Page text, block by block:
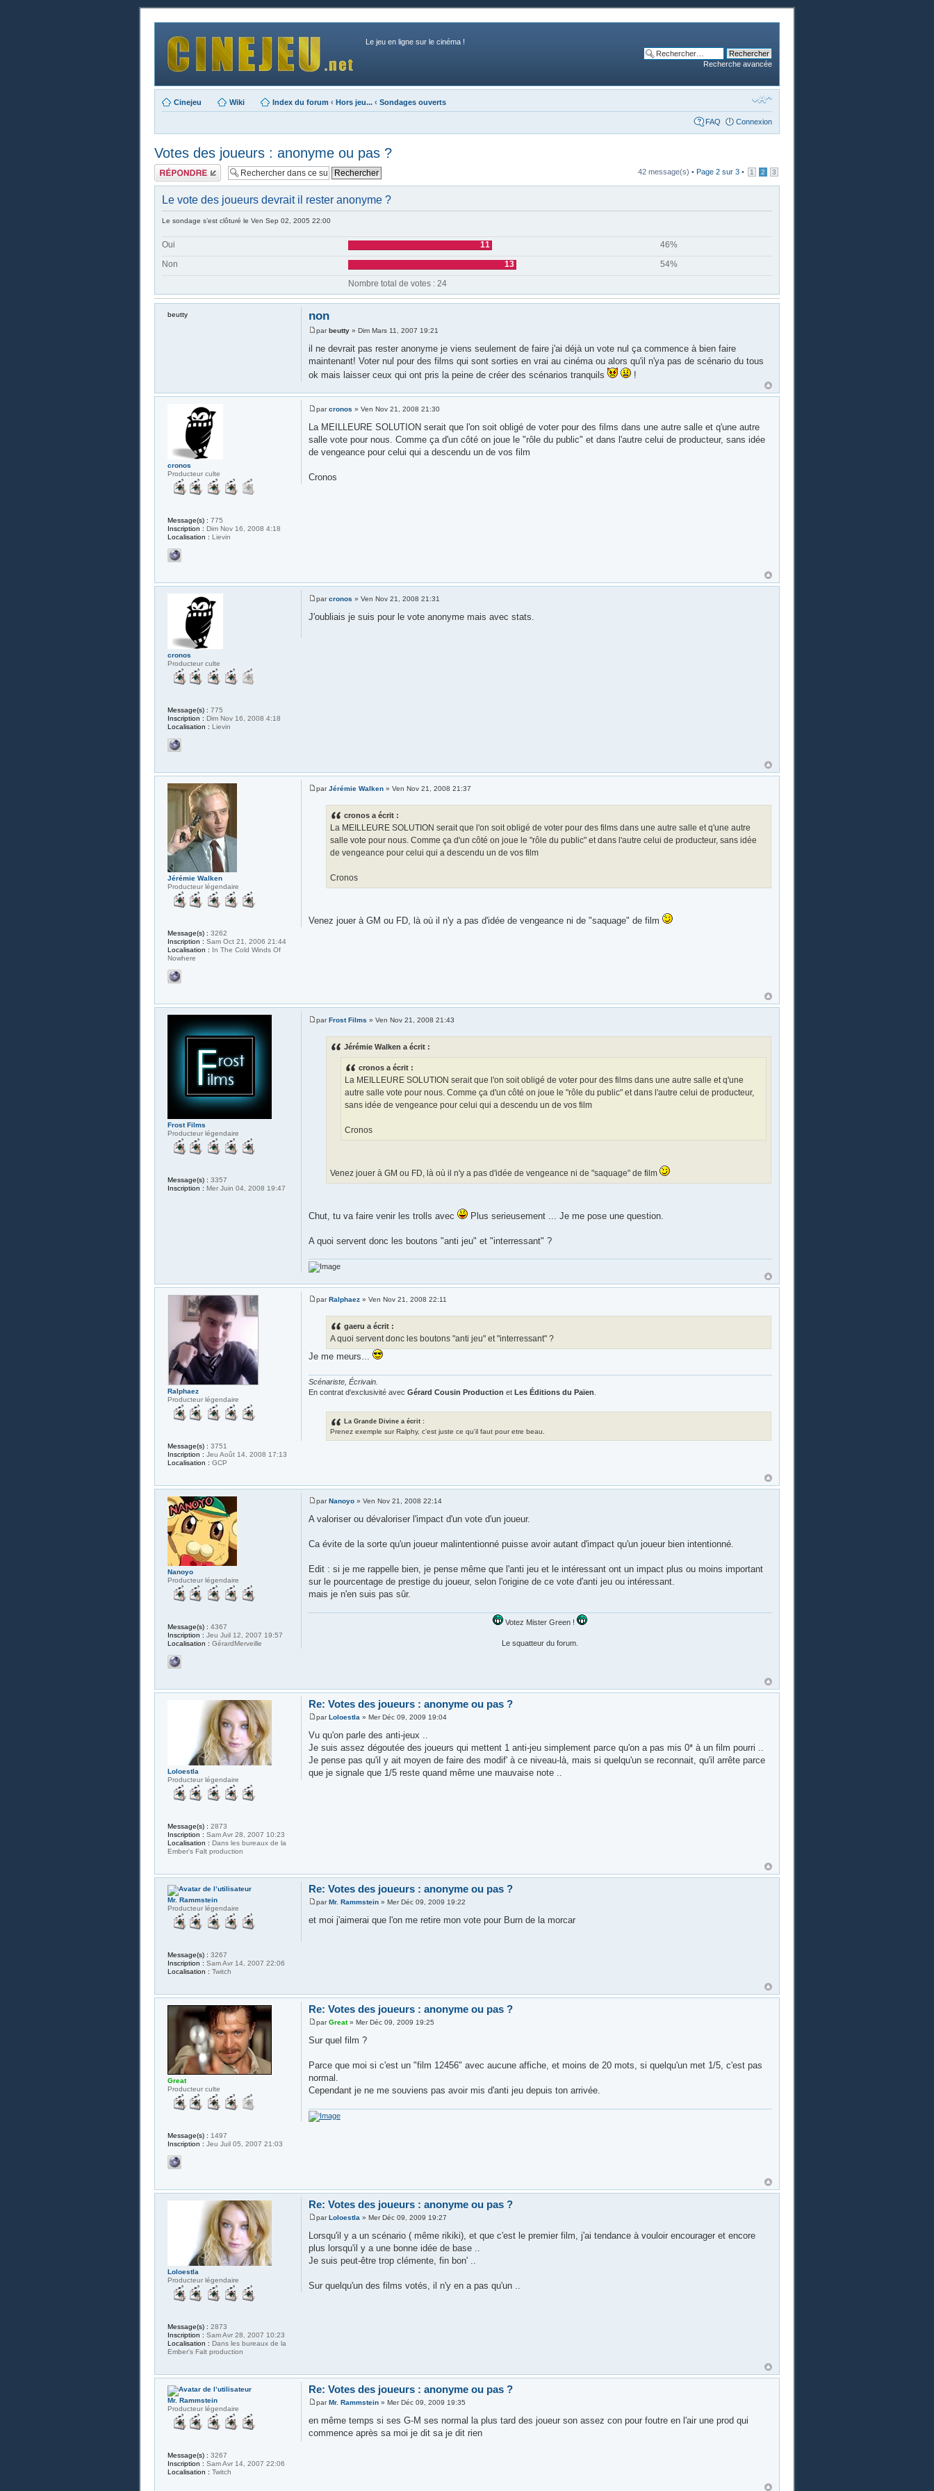
Le jeu en ligne sur le cinéma !
Recherche avancée
Cinejeu Wiki Index du forum ‹ Hors jeu... ‹ Sondages ouverts
FAQ Connexion
Votes des joueurs : anonyme ou pas ?
Publier une
réponse
42 message(s) • Page 2 sur 3 • 1 2 3
Le vote des joueurs devrait il rester anonyme ?
Le sondage s’est clôturé le Ven Sep 02, 2005 22:00
Oui 11
46%
Non
13
54%
Nombre total de votes : 24
non
parbeutty» Dim Mars 11, 2007 19:21
il ne devrait pas rester anonyme je viens seulement de faire j'ai déjà un vote nul ça commence à bien faire
maintenant! Voter nul pour des films qui sont sorties en vrai au cinéma ou alors qu'il n'ya pas de scénario du tous
ok mais laisser ceux qui ont pris la peine de créer des scénarios tranquils
!
beutty
parcronos » Ven Nov 21, 2008 21:30
La MEILLEURE SOLUTION serait que l'on soit obligé de voter pour des films dans une autre salle et q'une autre
salle vote pour nous. Comme ça d'un côté on joue le "rôle du public" et dans l'autre celui de producteur, sans idée
de vengeance pour celui qui a descendu un de vos film
Cronos
cronos
Producteur culte
Message(s) : 775
Inscription : Dim Nov 16, 2008 4:18
Localisation : Lievin
parcronos » Ven Nov 21, 2008 21:31
J'oubliais je suis pour le vote anonyme mais avec stats.
cronos
Producteur culte
Message(s) : 775
Inscription : Dim Nov 16, 2008 4:18
Localisation : Lievin
parJérémie Walken» Ven Nov 21, 2008 21:37
cronos a écrit :
La MEILLEURE SOLUTION serait que l'on soit obligé de voter pour des films dans une autre salle et q'une autre
salle vote pour nous. Comme ça d'un côté on joue le "rôle du public" et dans l'autre celui de producteur, sans idée
de vengeance pour celui qui a descendu un de vos film
Cronos
Venez jouer à GM ou FD, là où il n'y a pas d'idée de vengeance ni de "saquage" de film
Jérémie Walken
Producteur légendaire
Message(s) : 3262
Inscription : Sam Oct 21, 2006 21:44
Localisation : In The Cold Winds Of
Nowhere
parFrost Films » Ven Nov 21, 2008 21:43
Jérémie Walken a écrit :
cronos a écrit :
La MEILLEURE SOLUTION serait que l'on soit obligé de voter pour des films dans une autre salle et q'une
autre salle vote pour nous. Comme ça d'un côté on joue le "rôle du public" et dans l'autre celui de producteur,
sans idée de vengeance pour celui qui a descendu un de vos film
Cronos
Venez jouer à GM ou FD, là où il n'y a pas d'idée de vengeance ni de "saquage" de film
Chut, tu va faire venir les trolls avec Plus serieusement ... Je me pose une question.
A quoi servent donc les boutons "anti jeu" et "interressant" ?
Frost Films
Producteur légendaire
Message(s) : 3357
Inscription : Mer Juin 04, 2008 19:47
parRalphaez» Ven Nov 21, 2008 22:11
gaeru a écrit :
A quoi servent donc les boutons "anti jeu" et "interressant" ?
Je me meurs...
Scénariste, Écrivain.
En contrat d'exclusivité avec Gérard Cousin Production et Les Éditions du Païen
La Grande Divine a écrit :
Prenez exemple sur Ralphy, c'est juste ce qu'il faut pour etre beau.
Ralphaez
Producteur légendaire
Message(s) : 3751
Inscription : Jeu Août 14, 2008 17:13
Localisation : GCP
parNanoyo» Ven Nov 21, 2008 22:14
A valoriser ou dévaloriser l'impact d'un vote d'un joueur.
Ca évite de la sorte qu'un joueur malintentionné puisse avoir autant d'impact qu'un joueur bien intentionné.
Edit : si je me rappelle bien, je pense même que l'anti jeu et le intéressant ont un impact plus ou moins important
sur le pourcentage de prestige du joueur, selon l'origine de ce vote d'anti jeu ou intéressant.
mais je n'en suis pas sûr.
Votez Mister Green !
Le squatteur du forum.
Nanoyo
Producteur légendaire
Message(s) : 4367
Inscription : Jeu Juil 12, 2007 19:57
Localisation : GérardMerveille
Re: Votes des joueurs : anonyme ou pas ?
parLoloestla » Mer Déc 09, 2009 19:04
Vu qu'on parle des anti-jeux ..
Je suis assez dégoutée des joueurs qui mettent 1 anti-jeu simplement parce qu'on a pas mis 0* à un film pourri ..
Je pense pas qu'il y ait moyen de faire des modif' à ce niveau-là, mais si quelqu'un se reconnait, qu'il arrête parce
que je signale que 1/5 reste quand même une mauvaise note ..
Loloestla
Producteur légendaire
Message(s) : 2873
Inscription : Sam Avr 28, 2007 10:23
Localisation : Dans les bureaux de la
Ember's Falt production
Re: Votes des joueurs : anonyme ou pas ?
parMr. Rammstein» Mer Déc 09, 2009 19:22
et moi j'aimerai que l'on me retire mon vote pour Burn de la morcar
Mr. Rammstein
Producteur légendaire
Message(s) : 3267
Inscription : Sam Avr 14, 2007 22:06
Localisation : Twitch
Re: Votes des joueurs : anonyme ou pas ?
parGreat» Mer Déc 09, 2009 19:25
Sur quel film ?
Parce que moi si c'est un "film 12456" avec aucune affiche, et moins de 20 mots, si quelqu'un met 1/5, c'est pas
normal.
Cependant je ne me souviens pas avoir mis d'anti jeu depuis ton arrivée.
Great
Producteur culte
Message(s) : 1497
Inscription : Jeu Juil 05, 2007 21:03
Re: Votes des joueurs : anonyme ou pas ?
parLoloestla » Mer Déc 09, 2009 19:27
Lorsqu'il y a un scénario ( même rikiki), et que c'est le premier film, j'ai tendance à vouloir encourager et encore
plus lorsqu'il y a une bonne idée de base ..
Je suis peut-être trop clémente, fin bon' ..
Sur quelqu'un des films votés, il n'y en a pas qu'un ..
Loloestla
Producteur légendaire
Message(s) : 2873
Inscription : Sam Avr 28, 2007 10:23
Localisation : Dans les bureaux de la
Ember's Falt production
Re: Votes des joueurs : anonyme ou pas ?
parMr. Rammstein» Mer Déc 09, 2009 19:35
en même temps si ses G-M ses normal la plus tard des joueur son assez con pour foutre en l'air une prod qui
commence après sa moi je dit sa je dit rien
Mr. Rammstein
Producteur légendaire
Message(s) : 3267
Inscription : Sam Avr 14, 2007 22:06
Localisation : Twitch